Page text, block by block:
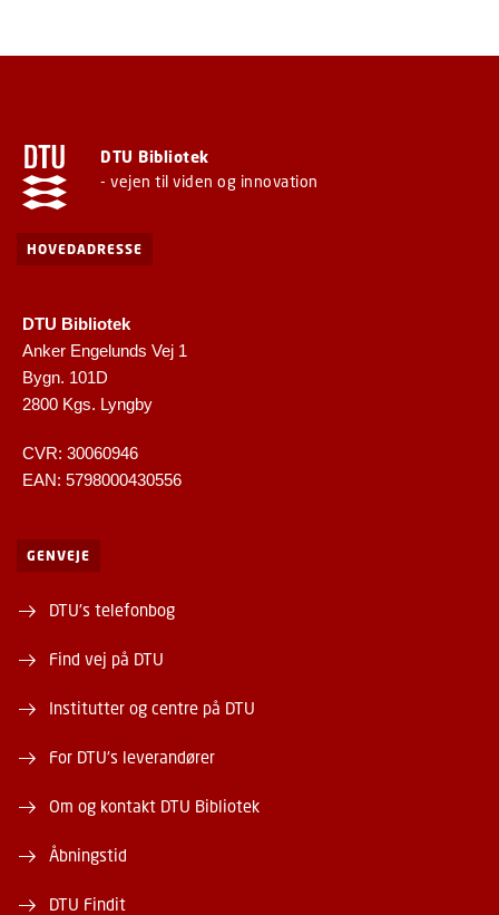
DTU Bibliotek
- vejen til viden og innovation
HOVEDADRESSE
DTU Bibliotek
Anker Engelunds Vej 1
Bygn. 101D
2800 Kgs. Lyngby
CVR: 30060946
EAN: 5798000430556
GENVEJE
DTU's telefonbog
Find vej på DTU
Institutter og centre på DTU
For DTU's leverandører
Om og kontakt DTU Bibliotek
Åbningstid
DTU Findit